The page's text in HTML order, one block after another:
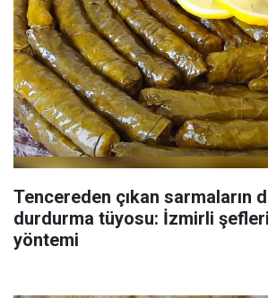
Tencereden çıkan sarmaların
durdurma tüyosu: İzmirli
yöntemi